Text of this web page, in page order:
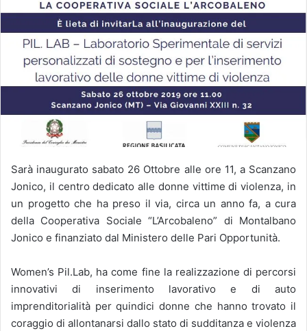
Sarà inaugurato sabato 26 Ottobre alle ore 11, a Scanzano
Jonico, il centro dedicato alle donne vittime di violenza, in
un progetto che ha preso il via, circa un anno fa, a cura
della Cooperativa Sociale “L’Arcobaleno” di Montalbano
Jonico e finanziato dal Ministero delle Pari Opportunità.
Women’s Pil.Lab, ha come fine la realizzazione di percorsi
innovativi di inserimento lavorativo e di auto
imprenditorialità per quindici donne che hanno trovato il
coraggio di allontanarsi dallo stato di sudditanza e violenza